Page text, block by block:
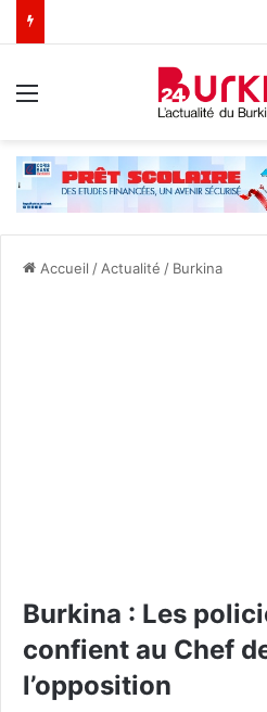
Accueil / Actualité / Burkina
Burkina : Les
confient au Chef
l’opposition